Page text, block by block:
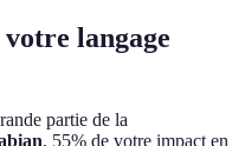
langage
partie de la
, 55% de votre impact en